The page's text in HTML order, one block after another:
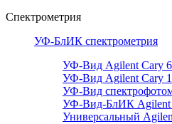
Спектрометрия
УФ-БлИК спектрометрия
УФ-Вид Agilent Cary
УФ-Вид Agilent Cary
УФ-Вид
УФ-Вид-БлИК Agilent
Универсальный